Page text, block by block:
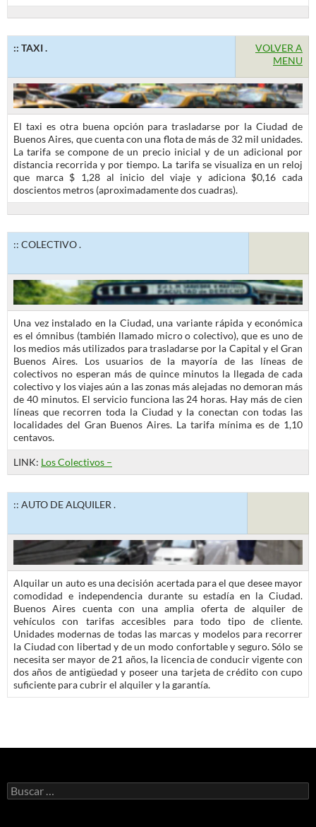
:: TAXI .
VOLVER A
MENU
El taxi es otra buena opción para trasladarse por la Ciudad de
Buenos Aires, que cuenta con una flota de más de 32 mil unidades.
La tarifa se compone de un precio inicial y de un adicional por
distancia recorrida y por tiempo. La tarifa se visualiza en un reloj
que marca $ 1,28 al inicio del viaje y adiciona $0,16 cada
doscientos metros (aproximadamente dos cuadras).
:: COLECTIVO .
Una vez instalado en la Ciudad, una variante rápida y económica
es el ómnibus (también llamado micro o colectivo), que es uno de
los medios más utilizados para trasladarse por la Capital y el Gran
Buenos Aires. Los usuarios de la mayoría de las líneas de
colectivos no esperan más de quince minutos la llegada de cada
colectivo y los viajes aún a las zonas más alejadas no demoran más
de 40 minutos. El servicio funciona las 24 horas. Hay más de cien
líneas que recorren toda la Ciudad y la conectan con todas las
localidades del Gran Buenos Aires. La tarifa mínima es de 1,10
centavos.
LINK: Los Colectivos –
:: AUTO DE ALQUILER .
Alquilar un auto es una decisión acertada para el que desee mayor
comodidad e independencia durante su estadía en la Ciudad.
Buenos Aires cuenta con una amplia oferta de alquiler de
vehículos con tarifas accesibles para todo tipo de cliente.
Unidades modernas de todas las marcas y modelos para recorrer
la Ciudad con libertad y de un modo confortable y seguro. Sólo se
necesita ser mayor de 21 años, la licencia de conducir vigente con
dos años de antigüedad y poseer una tarjeta de crédito con cupo
suficiente para cubrir el alquiler y la garantía.
Buscar: